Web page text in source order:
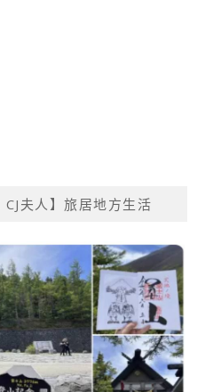
夫人】旅居地方生活